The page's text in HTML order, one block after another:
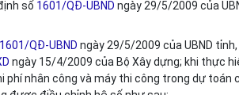
số 1601/QĐ-UBND ngày 29/5/2009 của
1601/QĐ-UBND ngày 29/5/2009 của UBND tỉnh,
ngày 15/4/2009 của Bộ Xây dựng; khi thực
nhân công và máy thi công trong dự toán